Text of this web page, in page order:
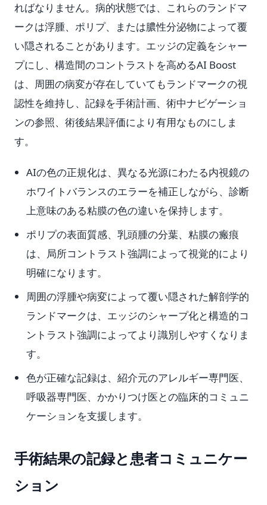
ればなりません。病的状態では、これらのランドマ
ークは浮腫、ポリプ、または膿性分泌物によって覆
い隠されることがあります。エッジの定義をシャー
プにし、構造間のコントラストを高めるAI Boost
は、周囲の病変が存在していてもランドマークの視
認性を維持し、記録を手術計画、術中ナビゲーショ
ンの参照、術後結果評価により有用なものにしま
す。
AIの色の正規化は、異なる光源にわたる内視鏡の
ホワイトバランスのエラーを補正しながら、診断
上意味のある粘膜の色の違いを保持します。
ポリプの表面質感、乳頭腫の分葉、粘膜の瘢痕
は、局所コントラスト強調によって視覚的により
明確になります。
周囲の浮腫や病変によって覆い隠された解剖学的
ランドマークは、エッジのシャープ化と構造的コ
ントラスト強調によってより識別しやすくなりま
す。
色が正確な記録は、紹介元のアレルギー専門医、
呼吸器専門医、かかりつけ医との臨床的コミュニ
ケーションを支援します。
手術結果の記録と患者コミュニケー
ション